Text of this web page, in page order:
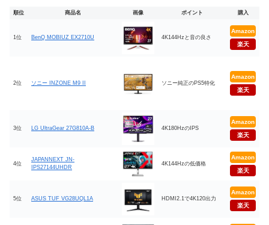
順位 商品名 画像 ポイント 購入
1位 BenQ MOBIUZ EX2710U 4K144Hzと音の良さ
Amazon
楽天
2位 ソニー INZONE M9 II ソニー純正のPS5特化
Amazon
楽天
3位 LG UltraGear 27G810A-B 4K180HzのIPS
Amazon
楽天
4位
JAPANNEXT JN-
IPS27144UHDR
4K144Hzの低価格
Amazon
楽天
5位 ASUS TUF VG28UQL1A HDMI2.1で4K120出力
Amazon
楽天